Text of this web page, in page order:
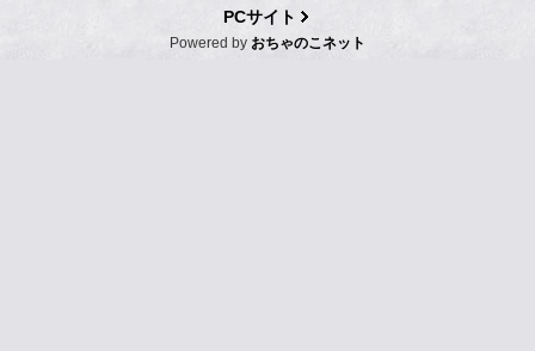
PCサイト
Powered by おちゃのこネット